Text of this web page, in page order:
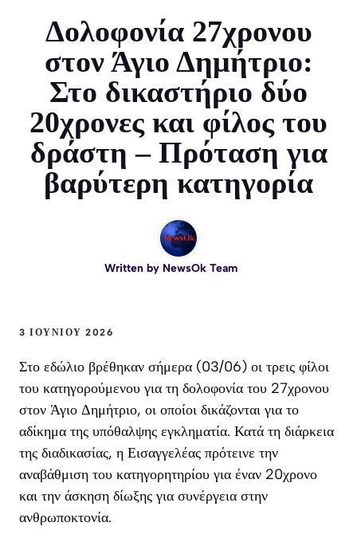
Δολοφονία 27χρονου
στον Άγιο Δημήτριο:
Στο δικαστήριο δύο
20χρονες και φίλος του
δράστη – Πρόταση για
βαρύτερη κατηγορία
Written by NewsOk Team
3 ΙΟΥΝΊΟΥ 2026
Στο εδώλιο βρέθηκαν σήμερα (03/06) οι τρεις φίλοι
του κατηγορούμενου για τη δολοφονία του 27χρονου
στον Άγιο Δημήτριο, οι οποίοι δικάζονται για το
αδίκημα της υπόθαλψης εγκληματία. Κατά τη διάρκεια
της διαδικασίας, η Εισαγγελέας πρότεινε την
αναβάθμιση του κατηγορητηρίου για έναν 20χρονο
και την άσκηση δίωξης για συνέργεια στην
ανθρωποκτονία.